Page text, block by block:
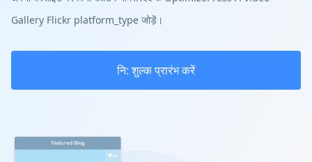
Gallery Flickr platform_type जोड़ें।
नि: शुल्क प्रारंभ करें